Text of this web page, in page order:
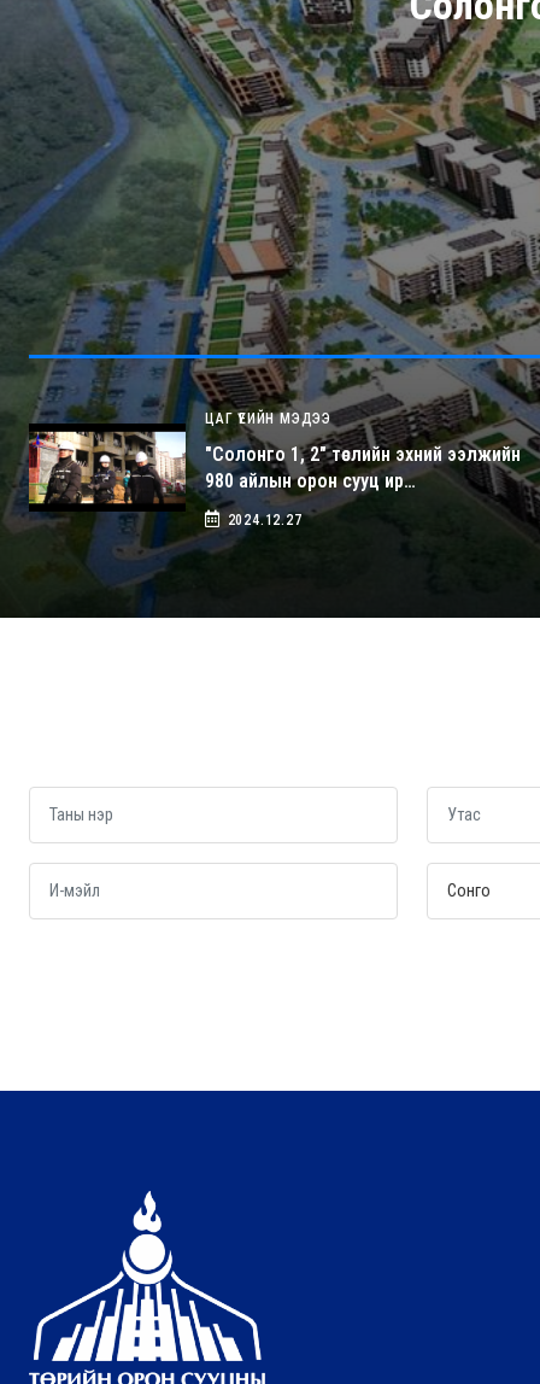
ЦАГ ҮЕИЙН МЭДЭЭ
"Солонго 1, 2" төслийн эхний ээлжийн
980 айлын орон сууц ир…
2024.12.27